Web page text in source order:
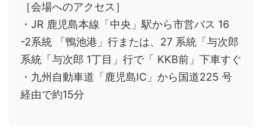
［会場へのアクセス］
・JR 鹿児島本線「中央」駅から市営バス 16
-2系統 「鴨池港」行または、27 系統「与次郎
系統「与次郎 1丁目」行で「 KKB前」下車すぐ
・九州自動車道「鹿児島IC」から国道225 号
経由で約15分